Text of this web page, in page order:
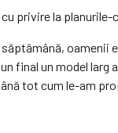
privire la
final un model
tot cum le-am